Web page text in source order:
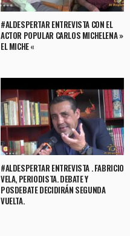
#ALDESPERTAR ENTREVISTA CON EL
ACTOR POPULAR CARLOS MICHELENA »
EL MICHE «
#ALDESPERTAR ENTREVISTA . FABRICIO
VELA, PERIODISTA. DEBATE Y
POSDEBATE DECIDIRÁN SEGUNDA
VUELTA.